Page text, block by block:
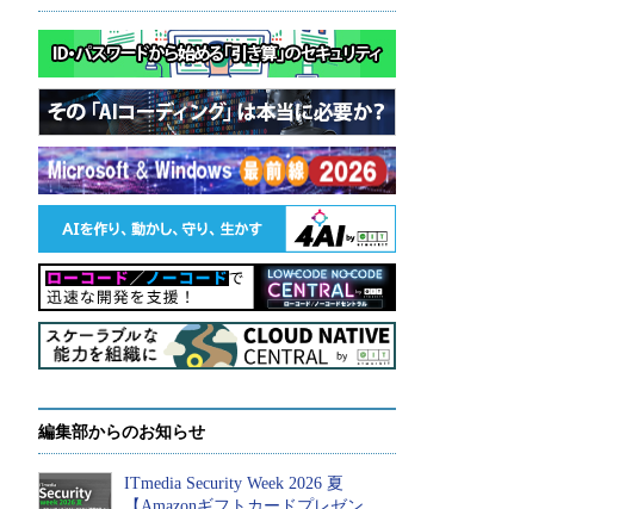
編集部からのお知らせ
ITmedia Security Week 2026 夏